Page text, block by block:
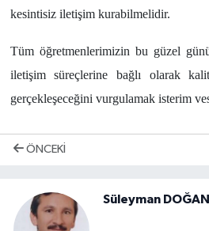
kesintisiz iletişim kurabilmelidir.
Tüm öğretmenlerimizin bu güzel
iletişim süreçlerine bağlı olarak
gerçekleşeceğini vurgulamak isterim
ÖNCEKI
Süleyman DOĞAN